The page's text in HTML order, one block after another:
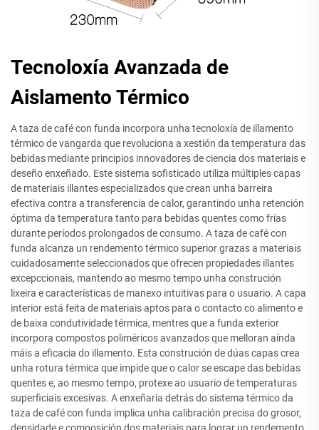
Tecnoloxía Avanzada de
Aislamento Térmico
A taza de café con funda incorpora unha tecnoloxía de illamento
térmico de vangarda que revoluciona a xestión da temperatura das
bebidas mediante principios innovadores de ciencia dos materiais e
deseño enxeñado. Este sistema sofisticado utiliza múltiples capas
de materiais illantes especializados que crean unha barreira
efectiva contra a transferencia de calor, garantindo unha retención
óptima da temperatura tanto para bebidas quentes como frías
durante períodos prolongados de consumo. A taza de café con
funda alcanza un rendemento térmico superior grazas a materiais
cuidadosamente seleccionados que ofrecen propiedades illantes
excepccionais, mantendo ao mesmo tempo unha construción
lixeira e características de manexo intuitivas para o usuario. A capa
interior está feita de materiais aptos para o contacto co alimento e
de baixa condutividade térmica, mentres que a funda exterior
incorpora compostos poliméricos avanzados que melloran aínda
máis a eficacia do illamento. Esta construción de dúas capas crea
unha rotura térmica que impide que o calor se escape das bebidas
quentes e, ao mesmo tempo, protexe ao usuario de temperaturas
superficiais excesivas. A enxeñaría detrás do sistema térmico da
taza de café con funda implica unha calibración precisa do grosor,